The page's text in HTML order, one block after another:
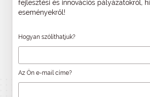
fejlesztési és innovációs pályázatokról,
eseményekről!
Hogyan szólíthatjuk?
Az Ön e-mail címe?